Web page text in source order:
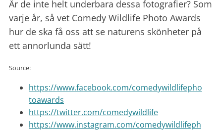
Är de inte helt underbara dessa fotografier? Som
varje år, så vet Comedy Wildlife Photo Awards
hur de ska få oss att se naturens skönheter på
ett annorlunda sätt!
Source:
https://www.facebook.com/comedywildlifepho
toawards
https://twitter.com/comedywildlife
https://www.instagram.com/comedywildlifeph